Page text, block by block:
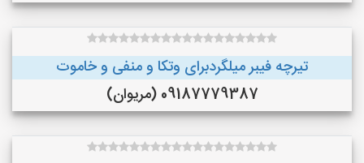
تیرچه فیبر میلگردبرای وتکا و منفی و خاموت
09187779387 (مریوان)